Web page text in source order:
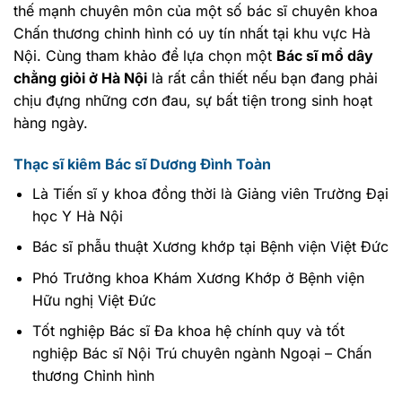
thế mạnh chuyên môn của một số bác sĩ chuyên khoa
Chấn thương chỉnh hình có uy tín nhất tại khu vực Hà
Nội. Cùng tham khảo để lựa chọn một Bác sĩ mổ dây
chằng giỏi ở Hà Nội là rất cần thiết nếu bạn đang phải
chịu đựng những cơn đau, sự bất tiện trong sinh hoạt
hàng ngày.
Thạc sĩ kiêm Bác sĩ Dương Đình Toàn
Là Tiến sĩ y khoa đồng thời là Giảng viên Trường Đại
học Y Hà Nội
Bác sĩ phẫu thuật Xương khớp tại Bệnh viện Việt Đức
Phó Trưởng khoa Khám Xương Khớp ở Bệnh viện
Hữu nghị Việt Đức
Tốt nghiệp Bác sĩ Đa khoa hệ chính quy và tốt
nghiệp Bác sĩ Nội Trú chuyên ngành Ngoại – Chấn
thương Chỉnh hình